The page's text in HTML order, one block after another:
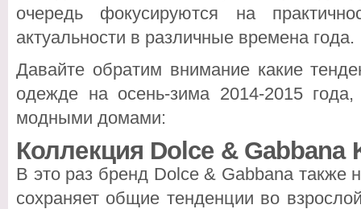
очередь фокусируются на
актуальности в различные времена года.
Давайте обратим внимание какие
одежде на осень-зима 2014-2015
модными домами:
Коллекция Dolce & Gabbana
В это раз бренд Dolce & Gabbana также
сохраняет общие тенденции во